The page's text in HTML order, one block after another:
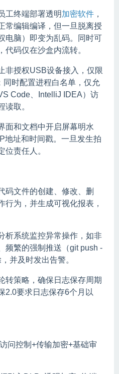
工终端部署透明加密软件 ，
常编辑编译，但一旦脱离授
电脑）即变为乱码。同时可
代码仅在沙盒内流转。
非授权USB设备接入，仅限
时配置进程白名单，仅允
Code、IntelliJ IDEA）访
读取。
面和文档中开启屏幕明水
地址和时间戳。一旦发生拍
位责任人。
码文件的创建、修改、删
行为，并生成可视化报表，
析系统监控异常操作，如非
频繁的强制推送（git push -
并及时发出告警。
转策略，确保日志保存周期
2.0要求日志保存6个月以
问控制+传输加密+基础审